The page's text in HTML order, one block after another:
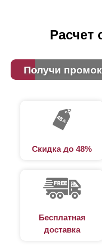
Расчет
Получи
Скидка до 48%
Бесплатная
доставка